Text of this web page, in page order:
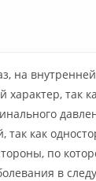
на
так
так как
по
в